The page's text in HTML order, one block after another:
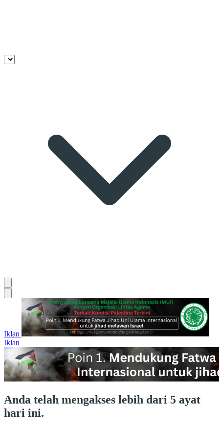
Iklan
Iklan
Anda telah mengakses lebih dari 5 ayat
hari ini.